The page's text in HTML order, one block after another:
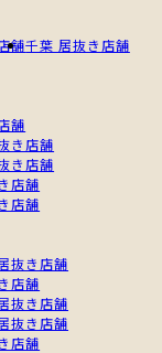
舗千葉 居抜き店舗
舗
き店舗
き店舗
店舗
店舗
抜き店舗
店舗
抜き店舗
抜き店舗
店舗